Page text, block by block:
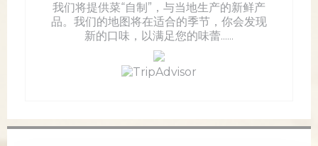
我们将提供菜“自制”，与当地生产的新鲜产
品。我们的地图将在适合的季节，你会发现
新的口味，以满足您的味蕾......